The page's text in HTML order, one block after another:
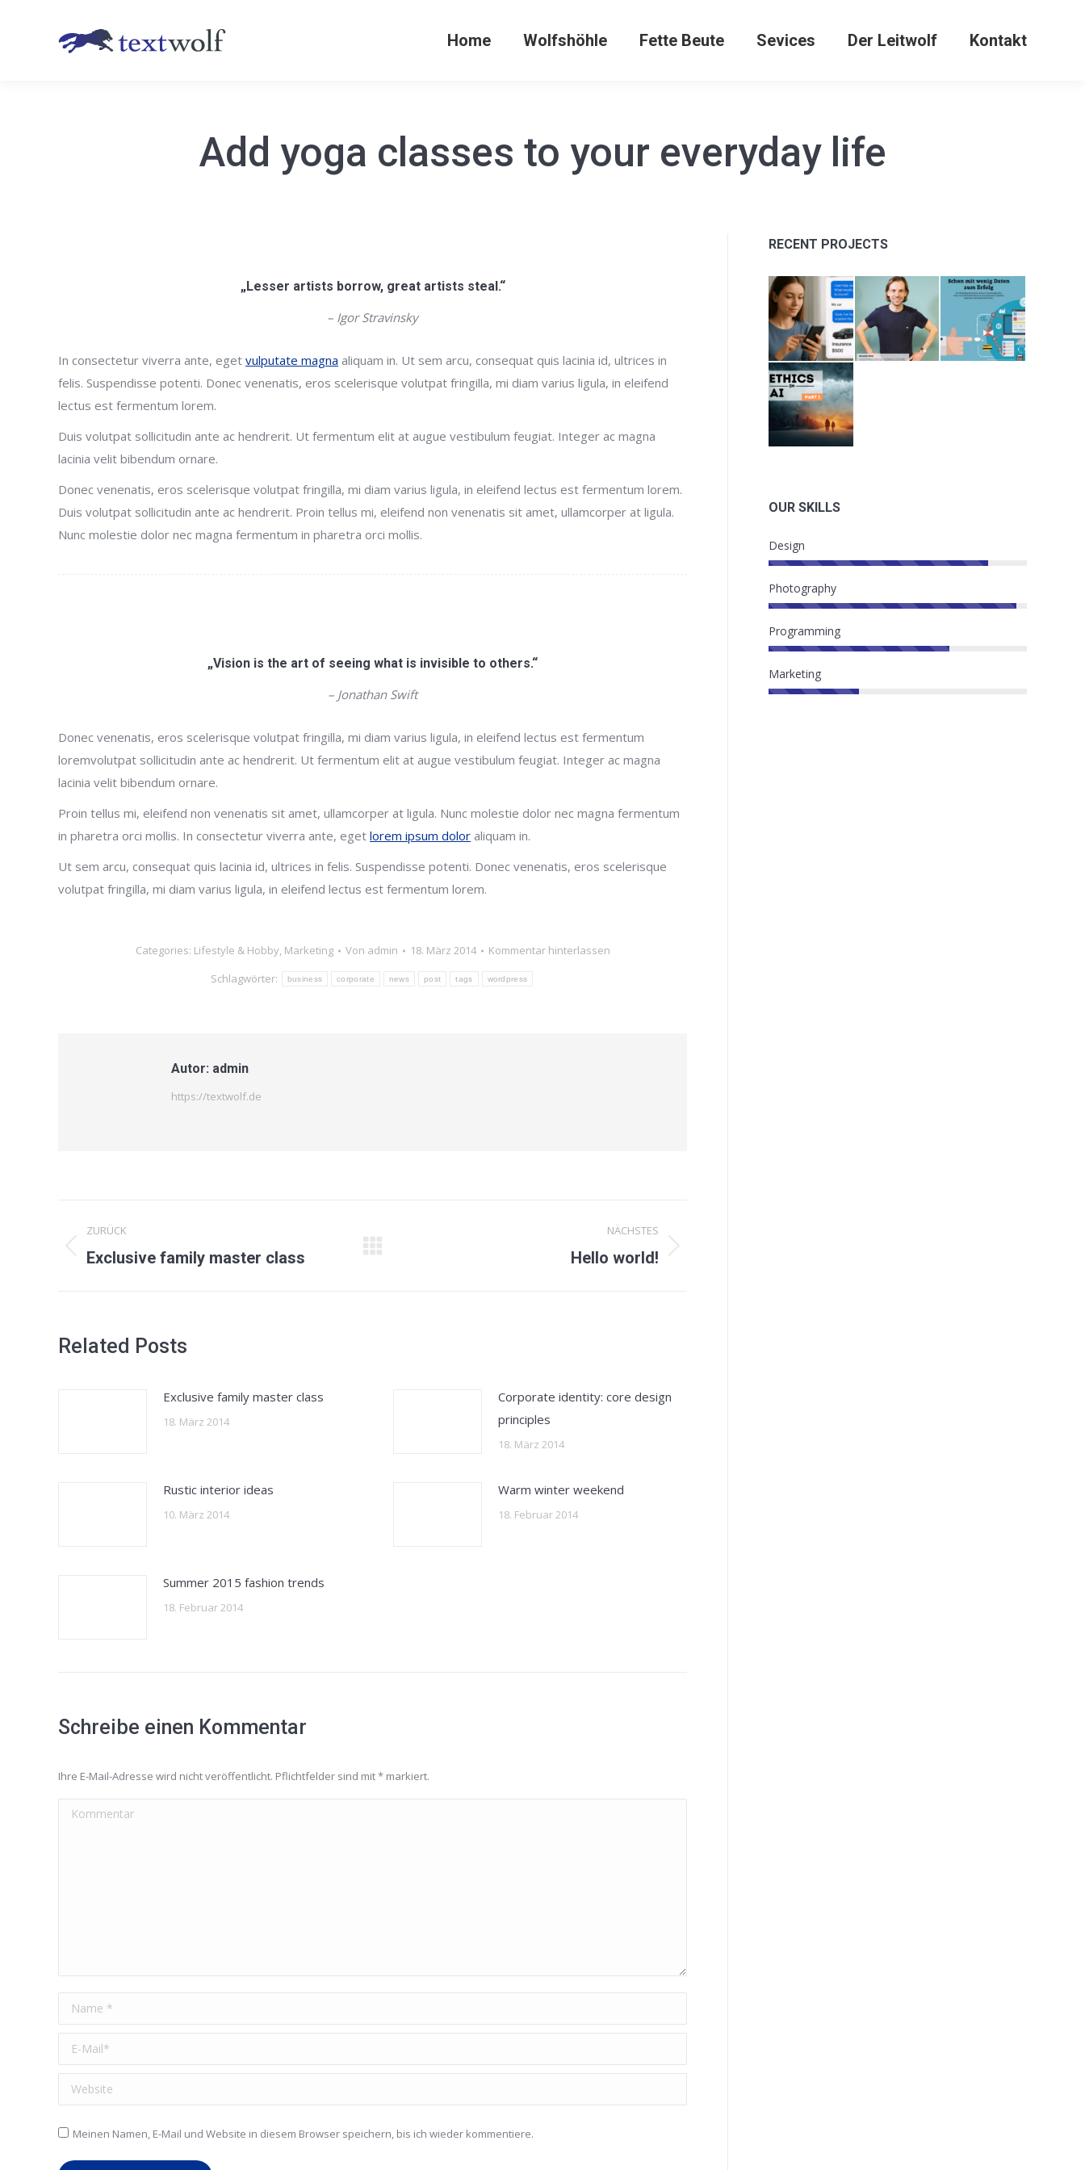
Home Wolfshöhle Fette Beute Sevices Der Leitwolf Kontakt
Add yoga classes to your everyday life
„Lesser artists borrow, great artists steal.“
– Igor Stravinsky
In consectetur viverra ante, eget vulputate magna aliquam in. Ut sem arcu, consequat quis lacinia id, ultrices in
felis. Suspendisse potenti. Donec venenatis, eros scelerisque volutpat fringilla, mi diam varius ligula, in eleifend
lectus est fermentum lorem.
Duis volutpat sollicitudin ante ac hendrerit. Ut fermentum elit at augue vestibulum feugiat. Integer ac magna
lacinia velit bibendum ornare.
Donec venenatis, eros scelerisque volutpat fringilla, mi diam varius ligula, in eleifend lectus est fermentum lorem.
Duis volutpat sollicitudin ante ac hendrerit. Proin tellus mi, eleifend non venenatis sit amet, ullamcorper at ligula.
Nunc molestie dolor nec magna fermentum in pharetra orci mollis.
„Vision is the art of seeing what is invisible to others.“
– Jonathan Swift
Donec venenatis, eros scelerisque volutpat fringilla, mi diam varius ligula, in eleifend lectus est fermentum
loremvolutpat sollicitudin ante ac hendrerit. Ut fermentum elit at augue vestibulum feugiat. Integer ac magna
lacinia velit bibendum ornare.
Proin tellus mi, eleifend non venenatis sit amet, ullamcorper at ligula. Nunc molestie dolor nec magna fermentum
in pharetra orci mollis. In consectetur viverra ante, eget lorem ipsum dolor aliquam in.
Ut sem arcu, consequat quis lacinia id, ultrices in felis. Suspendisse potenti. Donec venenatis, eros scelerisque
volutpat fringilla, mi diam varius ligula, in eleifend lectus est fermentum lorem.
Categories: Lifestyle & Hobby, Marketing Von admin 18. März 2014
Kommentar hinterlassen
Schlagwörter:
business corporate news post tags wordpress
Autor: admin
https://textwolf.de
Kommentarnavigation
ZURÜCK
Vorheriger
Exclusive family master class
NÄCHSTES
Hello world!
Related Posts
Exclusive family master class
18. März 2014
Corporate identity: core design
principles
18. März 2014
Rustic interior ideas
10. März 2014
Warm winter weekend
18. Februar 2014
Summer 2015 fashion trends
18. Februar 2014
Schreibe einen Kommentar
Ihre E-Mail-Adresse wird nicht veröffentlicht. Pflichtfelder sind mit* markiert.
Kommentar
Name *
E-Mail *
Website
Meinen Namen, E-Mail und Website in diesem Browser speichern, bis ich wieder kommentiere.
RECENT PROJECTS
OUR SKILLS
Design
Photography
Programming
Marketing